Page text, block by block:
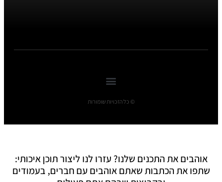
© כל הזכויות שומורות
אוהבים את התכנים שלנו? עזרו לנו ליצור תוכן איכותי:
שתפו את הכתבות שאתם אוהבים עם חברים, בעמודים